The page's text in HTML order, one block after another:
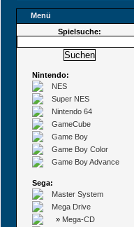
Menü
Spielsuche:
Nintendo:
NES
Super NES
Nintendo 64
GameCube
Game Boy
Game Boy Color
Game Boy Advance
Sega:
Master System
Mega Drive
» Mega-CD